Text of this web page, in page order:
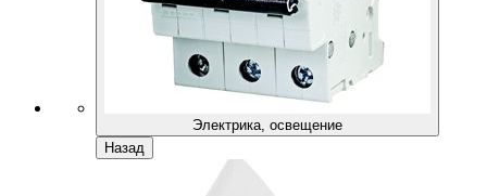
Электрика, освещение
Назад